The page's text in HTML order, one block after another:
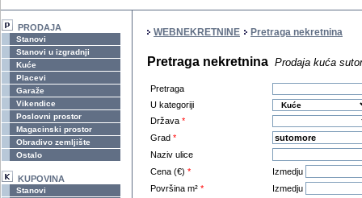
PRODAJA
Stanovi
Stanovi u izgradnji
Kuće
Placevi
Garaže
Vikendice
Poslovni prostor
Magacinski prostor
Obradivo zemljište
Ostalo
KUPOVINA
Stanovi
WEBNEKRETNINE Pretraga nekretnina
Pretraga nekretnina Prodaja kuća
Pretraga
U kategoriji
Država *
Grad *
Naziv ulice
Cena (€) *
Izmedju
Površina m² *
Izmedju